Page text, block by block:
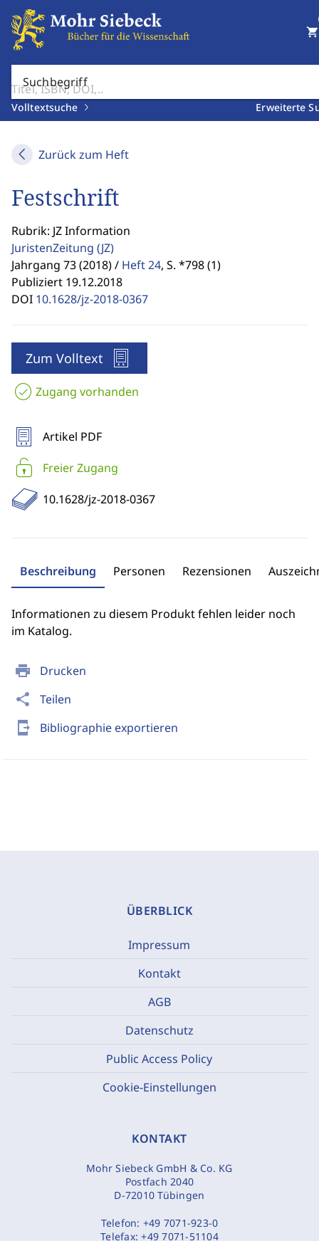
Suchbegriff
Volltextsuche Erweiterte
shopping_cart
Zurück zum Heft
print Drucken
share Teilen
send_to_mobile Bibliographie exportieren
Festschrift
Rubrik: JZ Information
JuristenZeitung (JZ)
Jahrgang 73 (2018) / Heft 24, S. *798 (1)
Publiziert 19.12.2018
DOI 10.1628/jz-2018-0367
Zum Volltext
Zugang vorhanden
Artikel PDF
Freier Zugang
10.1628/jz-2018-0367
Beschreibung Personen Rezensionen
Informationen zu diesem Produkt fehlen leider noch
im Katalog.
ÜBERBLICK
Impressum
Kontakt
AGB
Datenschutz
Public Access Policy
Cookie-Einstellungen
KONTAKT
Mohr Siebeck GmbH & Co. KG
Postfach 2040
D-72010 Tübingen
Telefon: +49 7071-923-0
Telefax:+49 7071-51104